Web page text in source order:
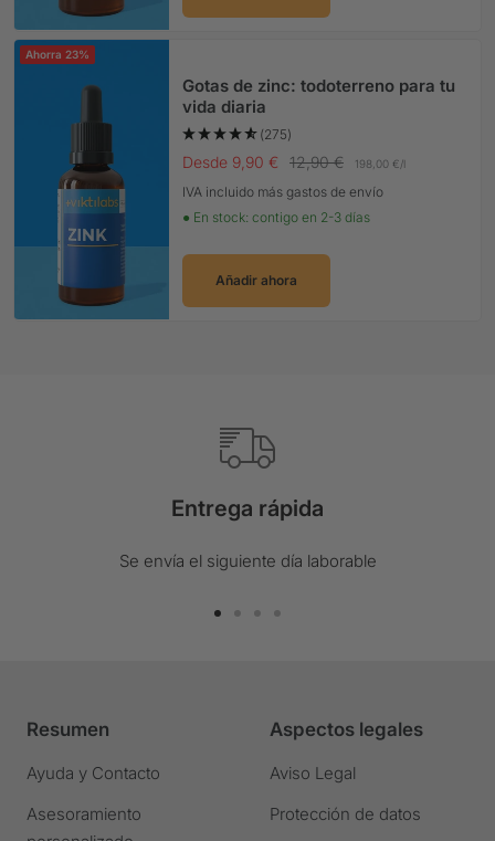
Ahorra 23%
Gotas de zinc: todoterreno para tu
vida diaria
(275)
Precio Oferta
Desde 9,90 € Precio normal
12,90 € 198,00 €/l
IVA incluido más gastos de envío
● En stock: contigo en 2-3 días
Añadir ahora
Entrega rápida
Se envía el siguiente día laborable
4
Ir
la
Resumen
Ayuda y Contacto
Asesoramiento
Aspectos legales
Aviso Legal
Protección de datos